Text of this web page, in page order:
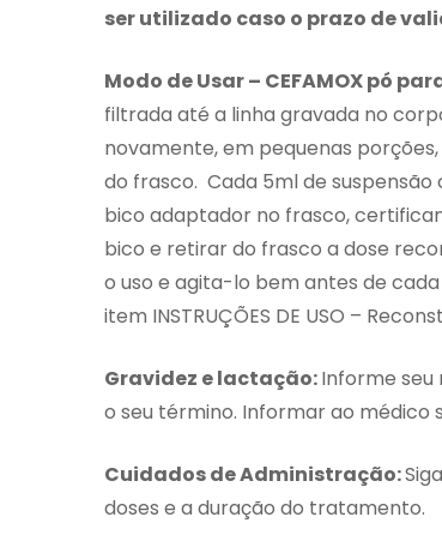
ser utilizado caso o prazo de
Modo de Usar – CEFAMOXpó
filtrada até a linha gravada no
novamente, em pequenas
do frasco. Cada 5ml de
bico adaptador no frasco,
bico e retirar do frasco a dose
o uso e agita-lo bem antes de
item INSTRUÇÕES DE USO –
Gravidez e lactação:Informe
o seu término. Informar ao médico
Cuidados de Administração:
doses e a duração do tratamento.